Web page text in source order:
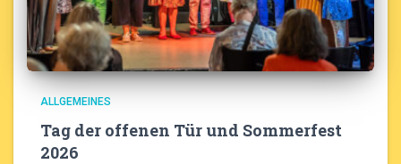
ALLGEMEINES
Tag der offenen Tür und Sommerfest
2026